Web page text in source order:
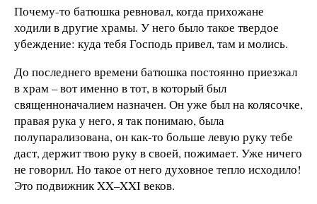
Почему-то батюшка ревновал, когда прихожане
ходили в другие храмы. У него было такое твердое
убеждение: куда тебя Господь привел, там и молись.
До последнего времени батюшка постоянно приезжал
в храм – вот именно в тот, в который был
священноначалием назначен. Он уже был на колясочке,
правая рука у него, я так понимаю, была
полупарализована, он как-то больше левую руку тебе
даст, держит твою руку в своей, пожимает. Уже ничего
не говорил. Но такое от него духовное тепло исходило!
Это подвижник XX–XXI веков.